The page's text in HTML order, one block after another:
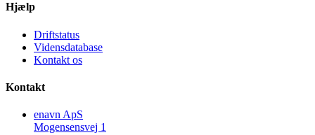
Hjælp
Driftstatus
Vidensdatabase
Kontakt os
Kontakt
enavn ApS
Mogensensvej 1